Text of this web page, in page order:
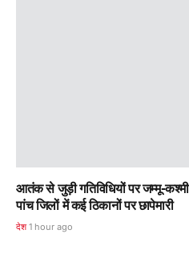
आतंक से जुड़ी गतिविधियों पर जम्मू-
पांच जिलों में कई ठिकानों पर छापेमारी
देश 1 hour ago